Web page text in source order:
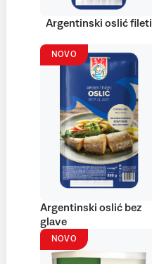
Argentinski oslić fileti
NOVO
Argentinski oslić bez
glave
NOVO